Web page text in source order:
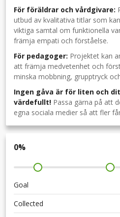
För föräldrar och vårdgivare:
utbud av kvalitativa titlar som
viktiga samtal om funktionella
främja empati och förståelse.
För pedagoger: Projektet kan
att främja medvetenhet och
minska mobbning, grupptryck
Ingen gåva är för liten och
värdefullt! Passa gärna på att
egna sociala medier så att fler
0%
Goal
Collected